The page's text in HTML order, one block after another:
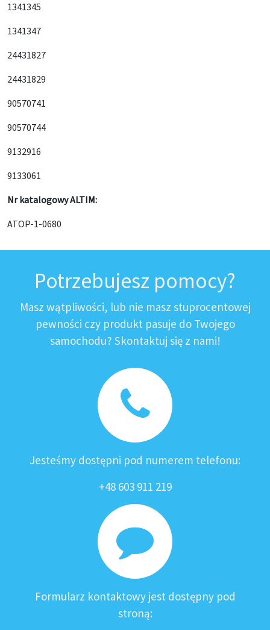
1341345
1341347
24431827
24431829
90570741
90570744
9132916
9133061
Nr katalogowy ALTIM:
ATOP-1-0680
Potrzebujesz pomocy?
Masz wątpliwości, lub nie masz stuprocentowej
pewności czy produkt pasuje do Twojego
samochodu? Skontaktuj się z nami!
Jesteśmy dostępni pod numerem telefonu:
+48 603 911 219
Formularz kontaktowy jest dostępny pod
stroną: